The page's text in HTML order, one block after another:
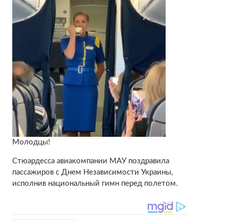
Молодцы!
Стюардесса авиакомпании МАУ поздравила
пассажиров с Днем Независимости Украины,
исполнив национальный гимн перед полетом.